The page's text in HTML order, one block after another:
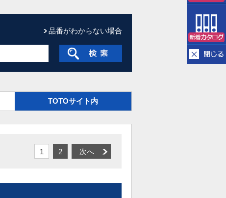
品番がわからない場合
TOTOサイト内
1 2 次へ